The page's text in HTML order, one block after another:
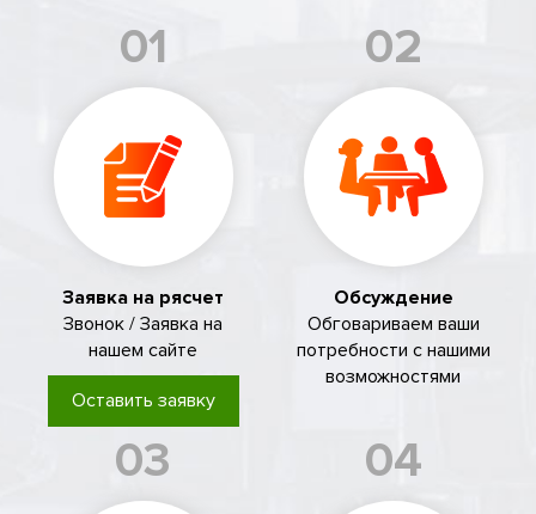
01
Заявка на рясчет
Звонок / Заявка на
нашем сайте
Оставить заявку
02
Обсуждение
Обговариваем ваши
потребности с нашими
возможностями
03 04